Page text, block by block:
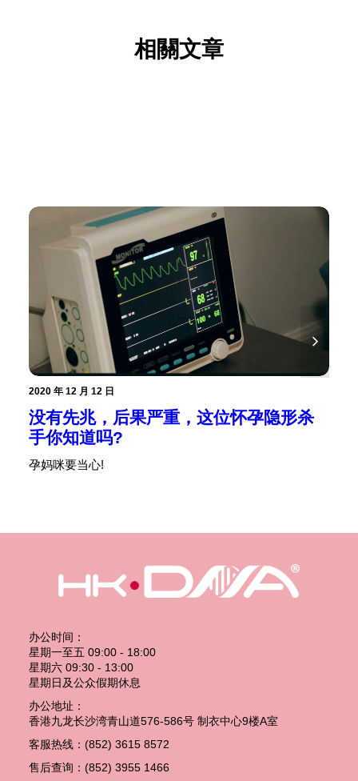
相關文章
2020 年 12 月 12 日
没有先兆，后果严重，这位怀孕隐形杀
手你知道吗?
孕妈咪要当心!
办公时间：
星期一至五 09:00 - 18:00
星期六 09:30 - 13:00
星期日及公众假期休息
办公地址：
香港九龙长沙湾青山道576-586号 制衣中心9楼A室
客服热线：(852) 3615 8572
售后查询：(852) 3955 1466